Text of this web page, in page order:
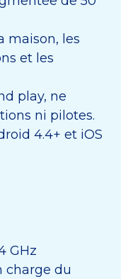
maison, les
et les
play, ne
ni pilotes.
4.4+ et iOS
GHz
charge du